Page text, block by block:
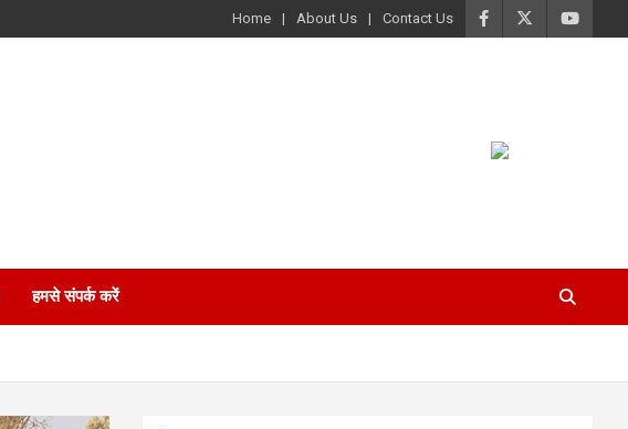
Home About Us Contact Us
हमसे संपर्क करें